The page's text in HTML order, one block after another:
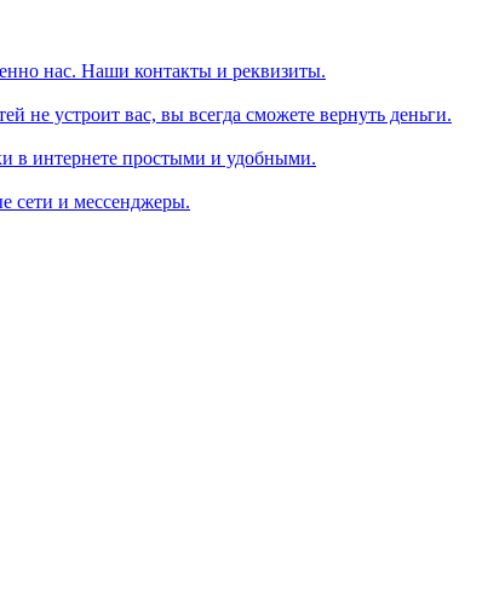
нас. Наши контакты и реквизиты.
не устроит вас, вы всегда сможете вернуть деньги.
в интернете простыми и удобными.
сети и мессенджеры.